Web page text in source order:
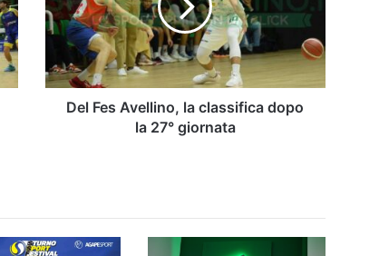
classifica
dopo
27°
giornata
Del Fes Avellino, la classifica dopo
la 27° giornata